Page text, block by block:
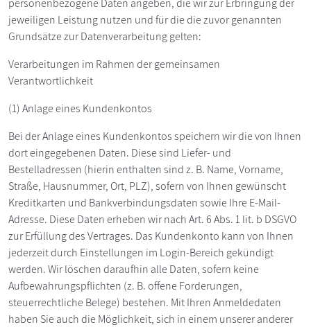
personenbezogene Daten angeben, die wir zur Erbringung der
jeweiligen Leistung nutzen und für die die zuvor genannten
Grundsätze zur Datenverarbeitung gelten:
Verarbeitungen im Rahmen der gemeinsamen
Verantwortlichkeit
(1) Anlage eines Kundenkontos
Bei der Anlage eines Kundenkontos speichern wir die von Ihnen
dort eingegebenen Daten. Diese sind Liefer- und
Bestelladressen (hierin enthalten sind z. B. Name, Vorname,
Straße, Hausnummer, Ort, PLZ), sofern von Ihnen gewünscht
Kreditkarten und Bankverbindungsdaten sowie Ihre E-Mail-
Adresse. Diese Daten erheben wir nach Art. 6 Abs. 1 lit. b DSGVO
zur Erfüllung des Vertrages. Das Kundenkonto kann von Ihnen
jederzeit durch Einstellungen im Login-Bereich gekündigt
werden. Wir löschen daraufhin alle Daten, sofern keine
Aufbewahrungspflichten (z. B. offene Forderungen,
steuerrechtliche Belege) bestehen. Mit Ihren Anmeldedaten
haben Sie auch die Möglichkeit, sich in einem unserer anderer